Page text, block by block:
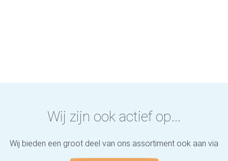
Wij zijn ook actief op...
Wij bieden een groot deel van ons assortiment ook aan via